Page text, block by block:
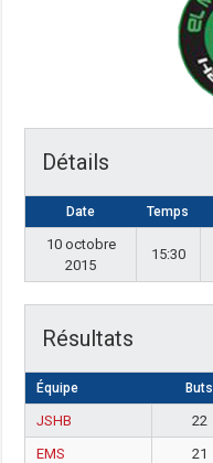
Détails
Date Temps
10 octobre
2015
15:30
Résultats
Équipe Buts
JSHB 22
EMS
21